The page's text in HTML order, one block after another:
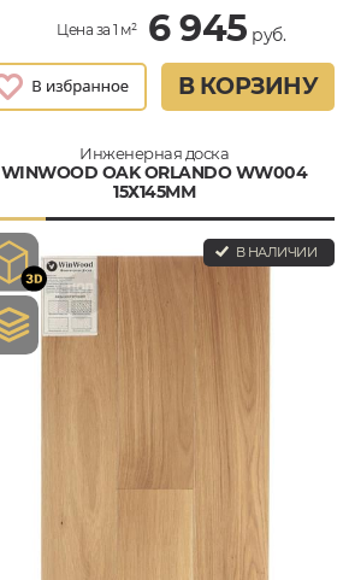
Цена за 1 м² 6 945 руб.
В КОРЗИНУ
Инженерная доска
WINWOOD OAK ORLANDO WW004
15Х145ММ
В НАЛИЧИИ